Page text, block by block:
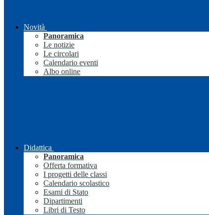
Novità
Panoramica
Le notizie
Le circolari
Calendario eventi
Albo online
Didattica
Panoramica
Offerta formativa
I progetti delle classi
Calendario scolastico
Esami di Stato
Dipartimenti
Libri di Testo